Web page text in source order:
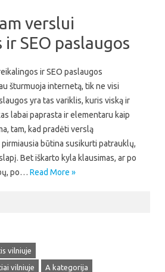
verslui
SEO paslaugos
ir SEO paslaugos
šturmuoja internetą, tik ne visi
yra tas variklis, kuris viską ir
labai paprasta ir elementaru kaip
tam, kad pradėti verslą
būtina susikurti patrauklų,
Bet iškarto kyla klausimas, ar po
po… Read More »
vilniuje
vilniuje
A kategorija